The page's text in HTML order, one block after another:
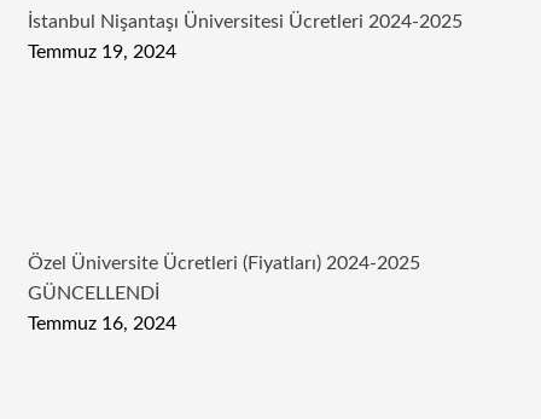
İstanbul Nişantaşı Üniversitesi Ücretleri 2024-2025
Temmuz 19, 2024
Özel Üniversite Ücretleri (Fiyatları) 2024-2025
GÜNCELLENDİ
Temmuz 16, 2024